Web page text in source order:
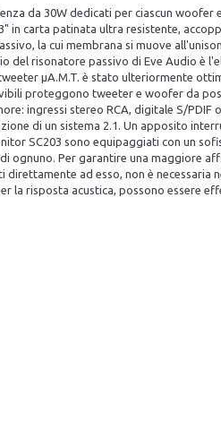
da 30W dedicati per ciascun woofer
in carta patinata ultra resistente,
la cui membrana si muove
del risonatore passivo di Eve Audio è
µA.M.T. è stato ulteriormente
proteggono tweeter e woofer da
ingressi stereo RCA, digitale S/PDIF
di un sistema 2.1. Un apposito
SC203 sono equipaggiati con un
ognuno. Per garantire una maggiore
ad esso, non è necessaria
la risposta acustica, possono essere